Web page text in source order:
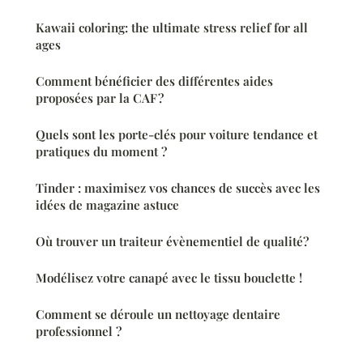
Kawaii coloring: the ultimate stress relief for all
ages
Comment bénéficier des différentes aides
proposées par la CAF ?
Quels sont les porte-clés pour voiture tendance et
pratiques du moment ?
Tinder : maximisez vos chances de succès avec les
idées de magazine astuce
Où trouver un traiteur évènementiel de qualité?
Modélisez votre canapé avec le tissu bouclette !
Comment se déroule un nettoyage dentaire
professionnel ?